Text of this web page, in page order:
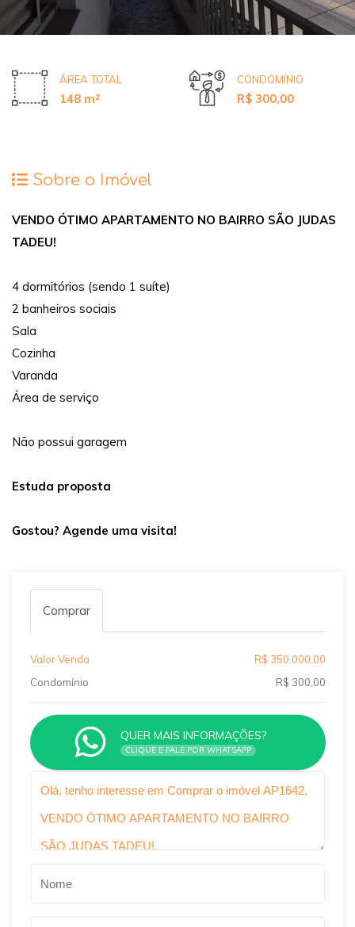
ÁREA TOTAL
148 m²
CONDOMÍNIO
R$ 300,00
Sobre o Imóvel
VENDO ÓTIMO APARTAMENTO NO BAIRRO SÃO JUDAS
TADEU!
4 dormitórios (sendo 1 suíte)
2 banheiros sociais
Sala
Cozinha
Varanda
Área de serviço
Não possui garagem
Estuda proposta
Gostou? Agende uma visita!
Comprar
Valor Venda
R$ 350.000,00
Condomínio
R$ 300,00
QUER MAIS INFORMAÇÕES?
CLIQUE E FALE POR WHATSAPP